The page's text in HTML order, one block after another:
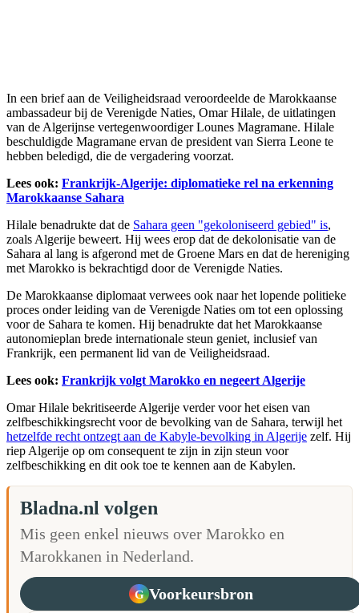
In een brief aan de Veiligheidsraad veroordeelde de Marokkaanse
ambassadeur bij de Verenigde Naties, Omar Hilale, de uitlatingen
van de Algerijnse vertegenwoordiger Lounes Magramane. Hilale
beschuldigde Magramane ervan de president van Sierra Leone te
hebben beledigd, die de vergadering voorzat.
Lees ook: Frankrijk-Algerije: diplomatieke rel na erkenning
Marokkaanse Sahara
Hilale benadrukte dat de Sahara geen "gekoloniseerd gebied" is,
zoals Algerije beweert. Hij wees erop dat de dekolonisatie van de
Sahara al lang is afgerond met de Groene Mars en dat de hereniging
met Marokko is bekrachtigd door de Verenigde Naties.
De Marokkaanse diplomaat verwees ook naar het lopende politieke
proces onder leiding van de Verenigde Naties om tot een oplossing
voor de Sahara te komen. Hij benadrukte dat het Marokkaanse
autonomieplan brede internationale steun geniet, inclusief van
Frankrijk, een permanent lid van de Veiligheidsraad.
Lees ook: Frankrijk volgt Marokko en negeert Algerije
Omar Hilale bekritiseerde Algerije verder voor het eisen van
zelfbeschikkingsrecht voor de bevolking van de Sahara, terwijl het
hetzelfde recht ontzegt aan de Kabyle-bevolking in Algerije zelf. Hij
riep Algerije op om consequent te zijn in zijn steun voor
zelfbeschikking en dit ook toe te kennen aan de Kabylen.
Bladna.nl volgen
Mis geen enkel nieuws over Marokko en
Marokkanen in Nederland.
G Voorkeursbron